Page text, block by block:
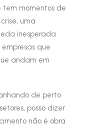
tem momentos de
uma
inesperada
que
andam em
de perto
posso dizer
não é obra